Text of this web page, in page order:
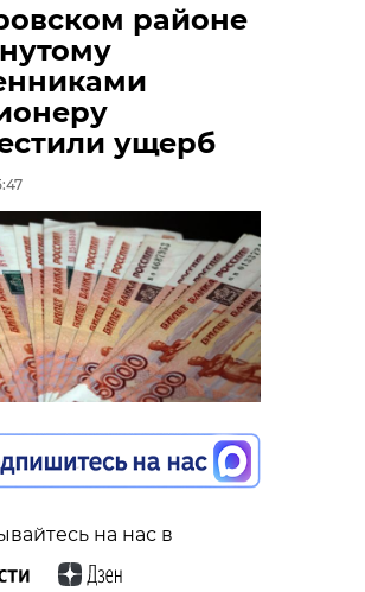
районе
ущерб
на нас в